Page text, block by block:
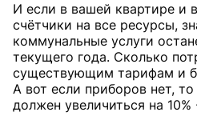
И если в вашей квартире и
счётчики на все ресурсы,
коммунальные услуги
текущего года. Сколько
существующим тарифам и
А вот если приборов нет,
должен увеличиться на